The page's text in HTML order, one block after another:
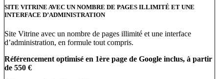
SITE VITRINE AVEC UN NOMBRE DE PAGES ILLIMITÉ ET UNE
INTERFACE D’ADMINISTRATION
Site Vitrine avec un nombre de pages illimité et une interface
d’administration, en formule tout compris.
Référencement optimisé en 1ère page de Google inclus, à partir
de 550 €